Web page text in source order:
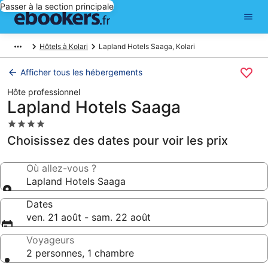
Passer à la section principale
Hôtels à Kolari Lapland Hotels Saaga, Kolari
Afficher tous les hébergements
Hôte professionnel
Lapland Hotels Saaga
Hébergement
4.0 étoiles
Choisissez des dates pour voir les prix
Où allez-vous ?
Lapland Hotels Saaga
Dates
ven. 21 août - sam. 22 août
Voyageurs
2 personnes, 1 chambre